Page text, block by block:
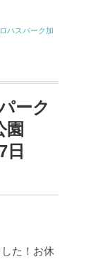
ハスパーク加
ーク
園
日
た！ お休